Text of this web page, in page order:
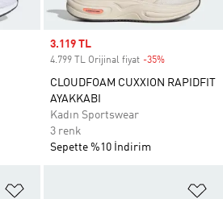
Sale price
3.119 TL
4.799 TL Orijinal fiyat -35%
CLOUDFOAM CUXXION RAPIDFIT
AYAKKABI
Kadın Sportswear
3 renk
Sepette %10 İndirim